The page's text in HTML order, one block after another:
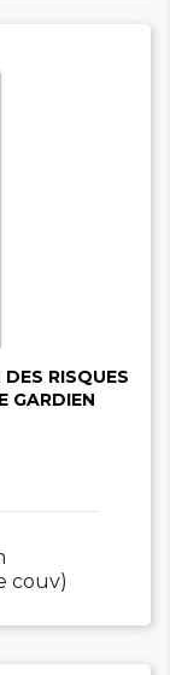
RISQUES
GARDIEN
couv)